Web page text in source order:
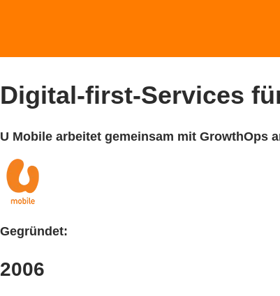
Digital-first-Services
U Mobile arbeitet gemeinsam mit GrowthOps
Gegründet:
2006